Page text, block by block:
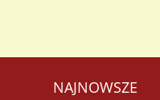
NAJNOWSZE